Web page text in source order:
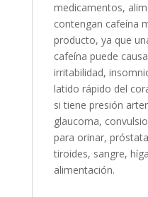
medicamentos,
contengan cafeína
producto, ya que
cafeína puede
irritabilidad,
latido rápido del
si tiene presión
glaucoma,
para orinar,
tiroides, sangre,
alimentación.